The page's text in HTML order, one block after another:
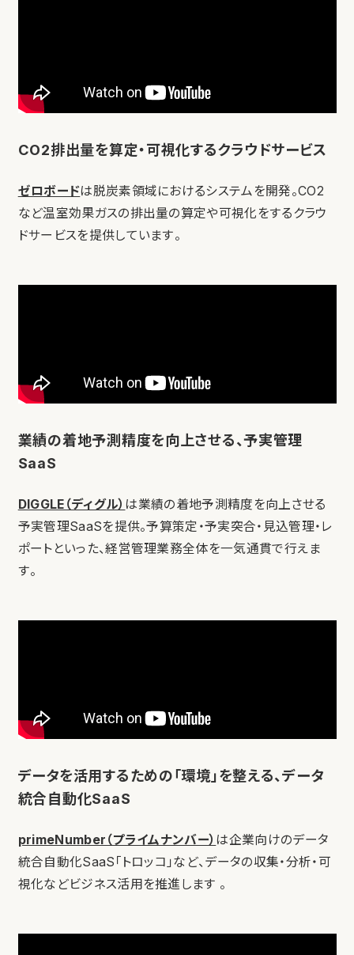
CO2排出量を算定・可視化するクラウドサービス
ゼロボードは脱炭素領域におけるシステムを開発。CO2
など温室効果ガスの排出量の算定や可視化をするクラウ
ドサービスを提供しています。
業績の着地予測精度を向上させる、予実管理
SaaS
DIGGLE（ディグル） は業績の着地予測精度を向上させる
予実管理SaaSを提供。予算策定・予実突合・見込管理・レ
ポートといった、経営管理業務全体を一気通貫で行えま
す。
データを活用するための「環境」を整える、データ
統合自動化SaaS
primeNumber（プライムナンバー） は企業向けのデータ
統合自動化SaaS「トロッコ」など、データの収集・分析・可
視化などビジネス活用を推進します 。